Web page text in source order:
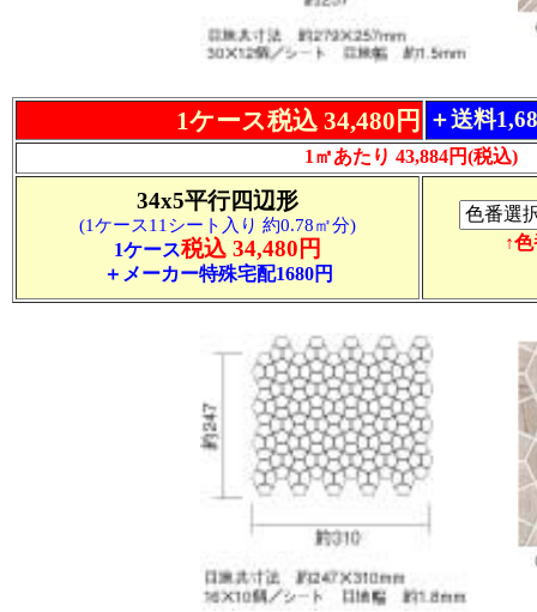
1ケース税込 34,480円 ＋送料
1㎡あたり 43,884円(税込)
34x5平行四辺形
(1ケース11シート入り 約0.78㎡分)
1ケース税込 34,480円
＋メーカー特殊宅配1680円
↑